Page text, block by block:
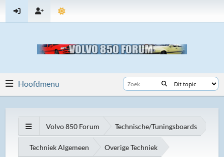
Hoofdmenu
Volvo 850 Forum Technische/Tuningsboards
Techniek Algemeen Overige Techniek